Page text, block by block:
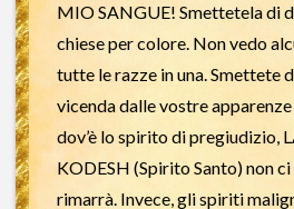
MIO SANGUE! Smettetela di
chiese per colore. Non vedo
tutte le razze in una. Smettete
vicenda dalle vostre
dov’è lo spirito di pregiudizio,
KODESH (Spirito Santo) non ci
rimarrà. Invece, gli spiriti